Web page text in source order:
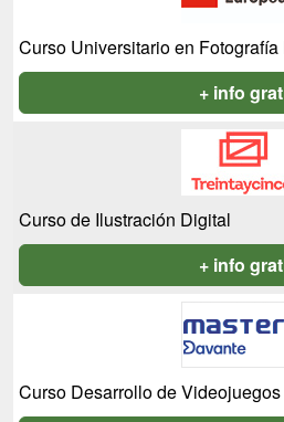
Curso Universitario en
+ info
Curso de Ilustración Digital
+ info
Curso Desarrollo de